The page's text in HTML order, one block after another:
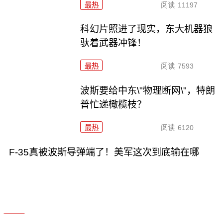
最热 阅读 11197
科幻片照进了现实，东大机器狼
驮着武器冲锋！
最热 阅读 7593
波斯要给中东\"物理断网\"，特朗
普忙递橄榄枝？
最热 阅读 6120
F-35真被波斯导弹端了！美军这次到底输在哪